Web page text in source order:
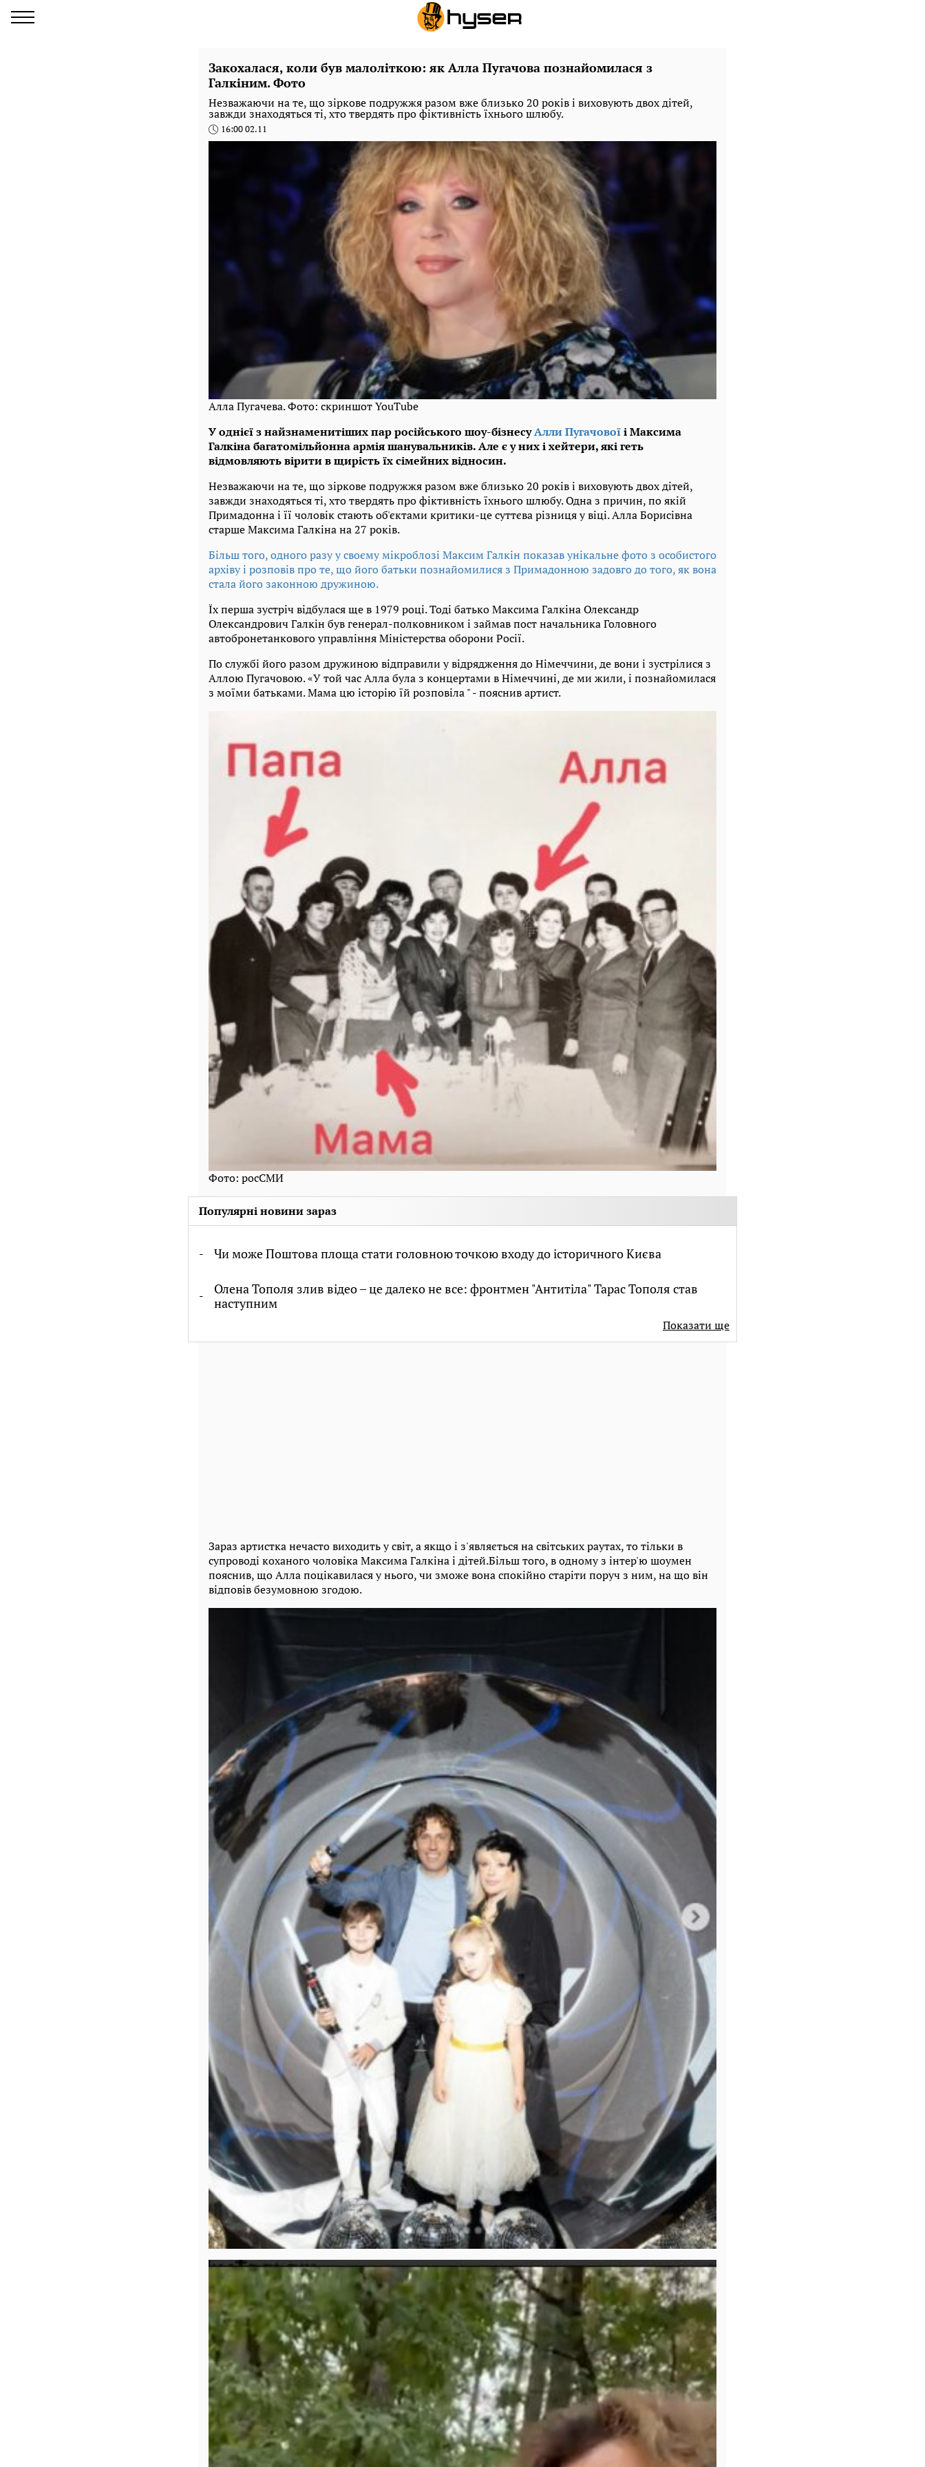
Закохалася, коли був малоліткою: як Алла Пугачова познайомилася з
Галкіним. Фото
Незважаючи на те, що зіркове подружжя разом вже близько 20 років і виховують двох дітей,
завжди знаходяться ті, хто твердять про фіктивність їхнього шлюбу.
16:00 02.11
Алла Пугачева. Фото: скриншот YouTube
У однієї з найзнаменитіших пар російського шоу-бізнесуАлли Пугачовоїі Максима
Галкіна багатомільйонна армія шанувальників. Але є у них і хейтери, які геть
відмовляють вірити в щирість їх сімейних відносин.
Незважаючи на те, що зіркове подружжя разом вже близько 20 років і виховують двох дітей,
завжди знаходяться ті, хто твердять про фіктивність їхнього шлюбу. Одна з причин, по якій
Примадонна і її чоловік стають об'єктами критики-це суттєва різниця у віці. Алла Борисівна
старше Максима Галкіна на 27 років.
Більш того, одного разу у своєму мікроблозі Максим Галкін показав унікальне фото з особистого
архіву і розповів про те, що його батьки познайомилися з Примадонною задовго до того, як вона
стала його законною дружиною.
Їх перша зустріч відбулася ще в 1979 році. Тоді батько Максима Галкіна Олександр
Олександрович Галкін був генерал-полковником і займав пост начальника Головного
автобронетанкового управління Міністерства оборони Росії.
По службі його разом дружиною відправили у відрядження до Німеччини, де вони і зустрілися з
Аллою Пугачовою. «У той час Алла була з концертами в Німеччині, де ми жили, і познайомилася
з моїми батьками. Мама цю історію їй розповіла " - пояснив артист.
Фото: росСМИ
Популярні новини зараз
Чи може Поштова площа стати головною точкою входу до історичного Києва
Олена Тополя злив відео – це далеко не все: фронтмен "Антитіла" Тарас Тополя став
наступним
Показати ще
Зараз артистка нечасто виходить у світ, а якщо і з'являється на світських раутах, то тільки в
супроводі коханого чоловіка Максима Галкіна і дітей.Більш того, в одному з інтер'ю шоумен
пояснив, що Алла поцікавилася у нього, чи зможе вона спокійно старіти поруч з ним, на що він
відповів безумовною згодою.